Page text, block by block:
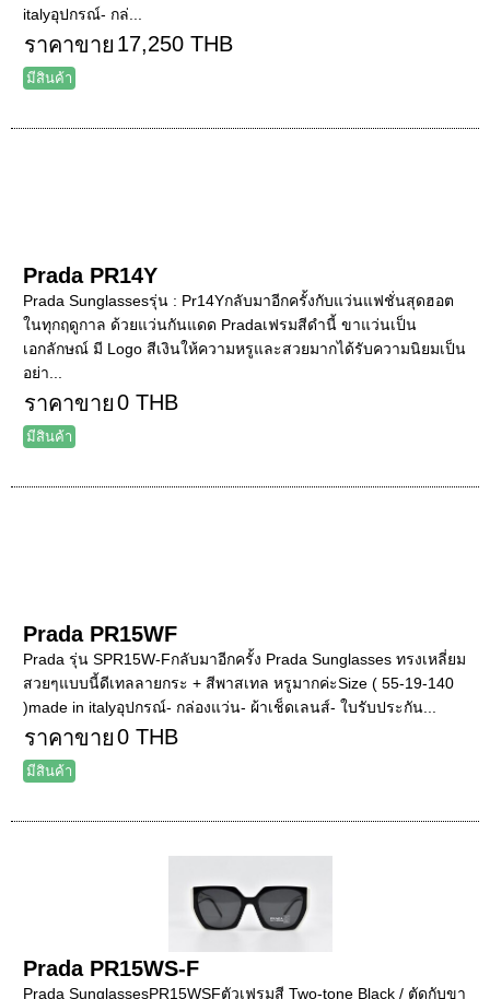
italyอุปกรณ์- กล่...
ราคาขาย 17,250 THB
มีสินค้า
Prada PR14Y
Prada Sunglassesรุ่น : Pr14Yกลับมาอีกครั้งกับแว่นแฟชั่นสุดฮอต
ในทุกฤดูกาล ด้วยแว่นกันแดด Pradaเฟรมสีดำนี้ ขาแว่นเป็น
เอกลักษณ์ มี Logo สีเงินให้ความหรูและสวยมากได้รับความนิยมเป็น
อย่า...
ราคาขาย0 THB
มีสินค้า
Prada PR15WF
Prada รุ่น SPR15W-Fกลับมาอีกครั้ง Prada Sunglasses ทรงเหลี่ยม
สวยๆแบบนี้ดีเทลลายกระ + สีพาสเทล หรูมากค่ะSize ( 55-19-140
)made in italyอุปกรณ์- กล่องแว่น- ผ้าเช็ดเลนส์- ใบรับประกัน...
ราคาขาย0 THB
มีสินค้า
Prada PR15WS-F
Prada SunglassesPR15WSFตัวเฟรมสี Two-tone Black / ตัดกับขา